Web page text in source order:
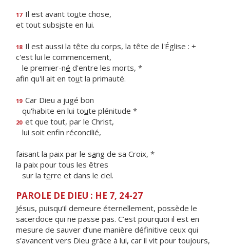
17 Il est avant toute chose,
et tout subsiste en lui.
18 Il est aussi la tête du corps, la tête de l'Église : +
c'est lui le commencement,
le premier-né d'entre les morts, *
afin qu'il ait en tout la primauté.
19 Car Dieu a jugé bon
qu'habite en lui toute plénitude *
20 et que tout, par le Christ,
lui soit enfn réconcilié,
faisant la paix par le sang de sa Croix, *
la paix pour tous les êtres
sur la terre et dans le ciel.
PAROLE DE DIEU : HE 7, 24-27
Jésus, puisqu’il demeure éternellement, possède le
sacerdoce qui ne passe pas. C’est pourquoi il est en
mesure de sauver d’une manière définitive ceux qui
s’avancent vers Dieu grâce à lui, car il vit pour toujours,